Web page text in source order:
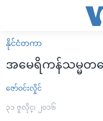
လွယ်ကူ
စေ
များ
မူလစာမျက်နှာ
မြန်မာ
ကမ္ဘာ့သတင်းများ
နိုင်ငံတကာ
ဗွီဒီယို
နိုင်ငံတကာ
အမေရိကန်သမ္မတ
ဇော်ဝင်းလှိုင်
၃၁ ဇူလိုင္၊ ၂၀၁၆